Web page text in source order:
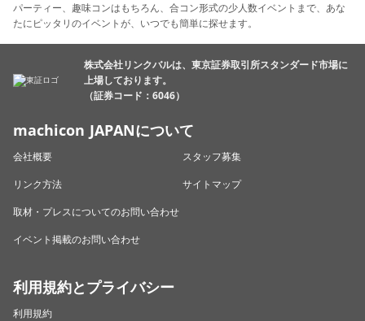
パーティー、趣味コンはもちろん、合コン形式の少人数イベントまで、あな
たにピッタリのイベントが、いつでも簡単に探せます。
株式会社リンクバルは、東京証券取引所スタンダード市場に
上場しております。
（証券コード：6046）
machicon JAPANについて
会社概要
スタッフ募集
リンク方法
サイトマップ
取材・プレスについてのお問い合わせ
イベント掲載のお問い合わせ
利用規約とプライバシー
利用規約